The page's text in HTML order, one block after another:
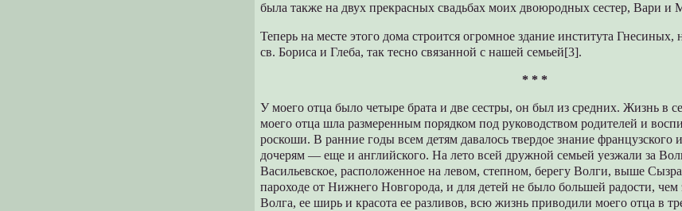
была также на двух прекрасных свадьбах моих двоюродных сестер, Вари
Теперь на месте этого дома строится огромное здание института Гнесиных,
св. Бориса и Глеба, так тесно связанной с нашей семьей[3].
* * *
У моего отца было четыре брата и две сестры, он был из средних. Жизнь в
моего отца шла размеренным порядком под руководством родителей и
роскоши. В ранние годы всем детям давалось твердое знание французского
дочерям — еще и английского. На лето всей дружной семьей уезжали за
Васильевское, расположенное на левом, степном, берегу Волги, выше
пароходе от Нижнего Новгорода, и для детей не было большей радости, чем
Волга, ее ширь и красота ее разливов, всю жизнь приводили моего отца в